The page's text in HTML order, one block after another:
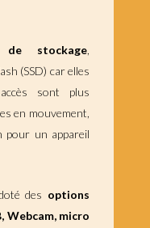
de stockage,
(SSD) car elles
sont plus
en mouvement,
pour un appareil
des options
Webcam, micro